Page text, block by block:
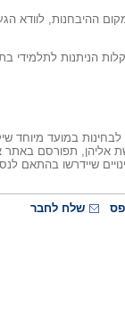
לבחינות במועד
אליהן, תפורסם
שיידרשו בהתאם
שלח לחבר